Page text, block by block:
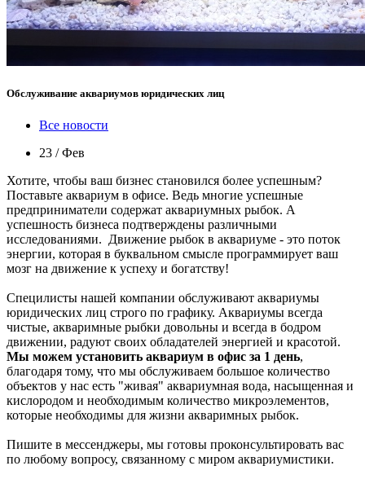
Обслуживание аквариумов юридических лиц
Все новости
23 / Фев
Хотите, чтобы ваш бизнес становился более успешным?
Поставьте аквариум в офисе. Ведь многие успешные
предприниматели содержат аквариумных рыбок. А
успешность бизнеса подтверждены различными
исследованиями. Движение рыбок в аквариуме - это поток
энергии, которая в буквальном смысле программирует ваш
мозг на движение к успеху и богатству!
Специлисты нашей компании обслуживают аквариумы
юридических лиц строго по графику. Аквариумы всегда
чистые, акваримные рыбки довольны и всегда в бодром
движении, радуют своих обладателей энергией и красотой.
Мы можем установить аквариум в офис за 1 день,
благодаря тому, что мы обслуживаем большое количество
объектов у нас есть "живая" аквариумная вода, насыщенная и
кислородом и необходимым количество микроэлементов,
которые необходимы для жизни акваримных рыбок.
Пишите в мессенджеры, мы готовы проконсультировать вас
по любому вопросу, связанному с миром аквариумистики.